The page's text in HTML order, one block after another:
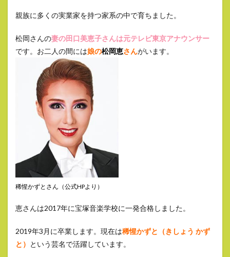
親族に多くの実業家を持つ家系の中で育ちました。
松岡さんの妻の田口美恵子さんは元テレビ東京アナウンサー
です。お二人の間には娘の松岡恵さんがいます。
稀惺かずとさん（公式HPより）
恵さんは2017年に宝塚音楽学校に一発合格しました。
2019年3月に卒業します。現在は稀惺かずと（きしょう かず
と） という芸名で活躍しています。